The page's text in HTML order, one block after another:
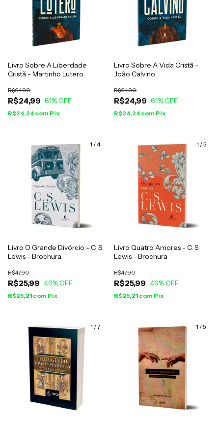
Livro Sobre A Liberdade
Cristã - Martinho Lutero
R$24,99
R$64,90
61% OFF
R$24,24 com Pix
Livro Sobre A Vida Cristã -
João Calvino
R$24,99
R$64,90
61% OFF
R$24,24 com Pix
1 /4
Livro O Grande Divórcio - C. S.
Lewis - Brochura
R$25,99
R$47,90
46% OFF
R$25,21 com Pix
1 /3
Livro Quatro Amores - C. S.
Lewis - Brochura
R$25,99
R$47,90
46% OFF
R$25,21 com Pix
1 /7 1 /5